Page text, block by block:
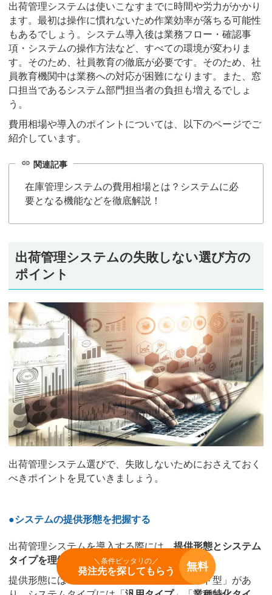
出荷管理システムは使いこなすまでに時間や労力がかかり
ます。最初は操作に慣れないため作業効率が落ちる可能性
もあるでしょう。システム導入後は業務フロー・確認事
項・システムの操作方法など、すべての環境が変わりま
す。そのため、社員教育の徹底が必要です。そのため、社
員教育機関中は業務への対応が困難になります。また、窓
口担当であるシステム部門担当者の負担も増えるでしょ
う。
費用相場や導入のポイントについては、以下のページでご
紹介しています。
link 関連記事
在庫管理システムの費用相場とは？システムに必
要となる機能などを徹底解説！
出荷管理システムの失敗しない選び方の
ポイント
出荷管理システム選びで、失敗しないためにおさえておく
べきポイントを見ていきましょう。
●システムの提供形態を把握する
出荷管理システムを導入する際には、提供形態とシステム
タイプを理解することが重要です。
提供形態には「
」と「クラウド型」があ
＼条件ピッタリの／
発注先を探してもらう 無料